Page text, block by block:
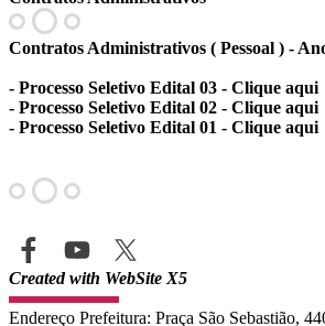
Contratos Administrativos ( Pessoal ) -
- Processo Seletivo Edital 03 - Clique aqui
- Processo Seletivo Edital 02 - Clique aqui
- Processo Seletivo Edital 01 - Clique aqui
Created with WebSite X5
Endereço Prefeitura: Praça São Sebastião,